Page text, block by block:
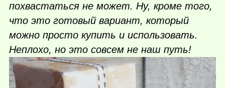
похвастаться не может. Ну, кроме того,
что это готовый вариант, который
можно просто купить и использовать.
Неплохо, но это совсем не наш путь!